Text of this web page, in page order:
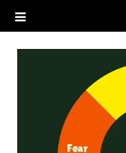
NDT
Blog về thị trường